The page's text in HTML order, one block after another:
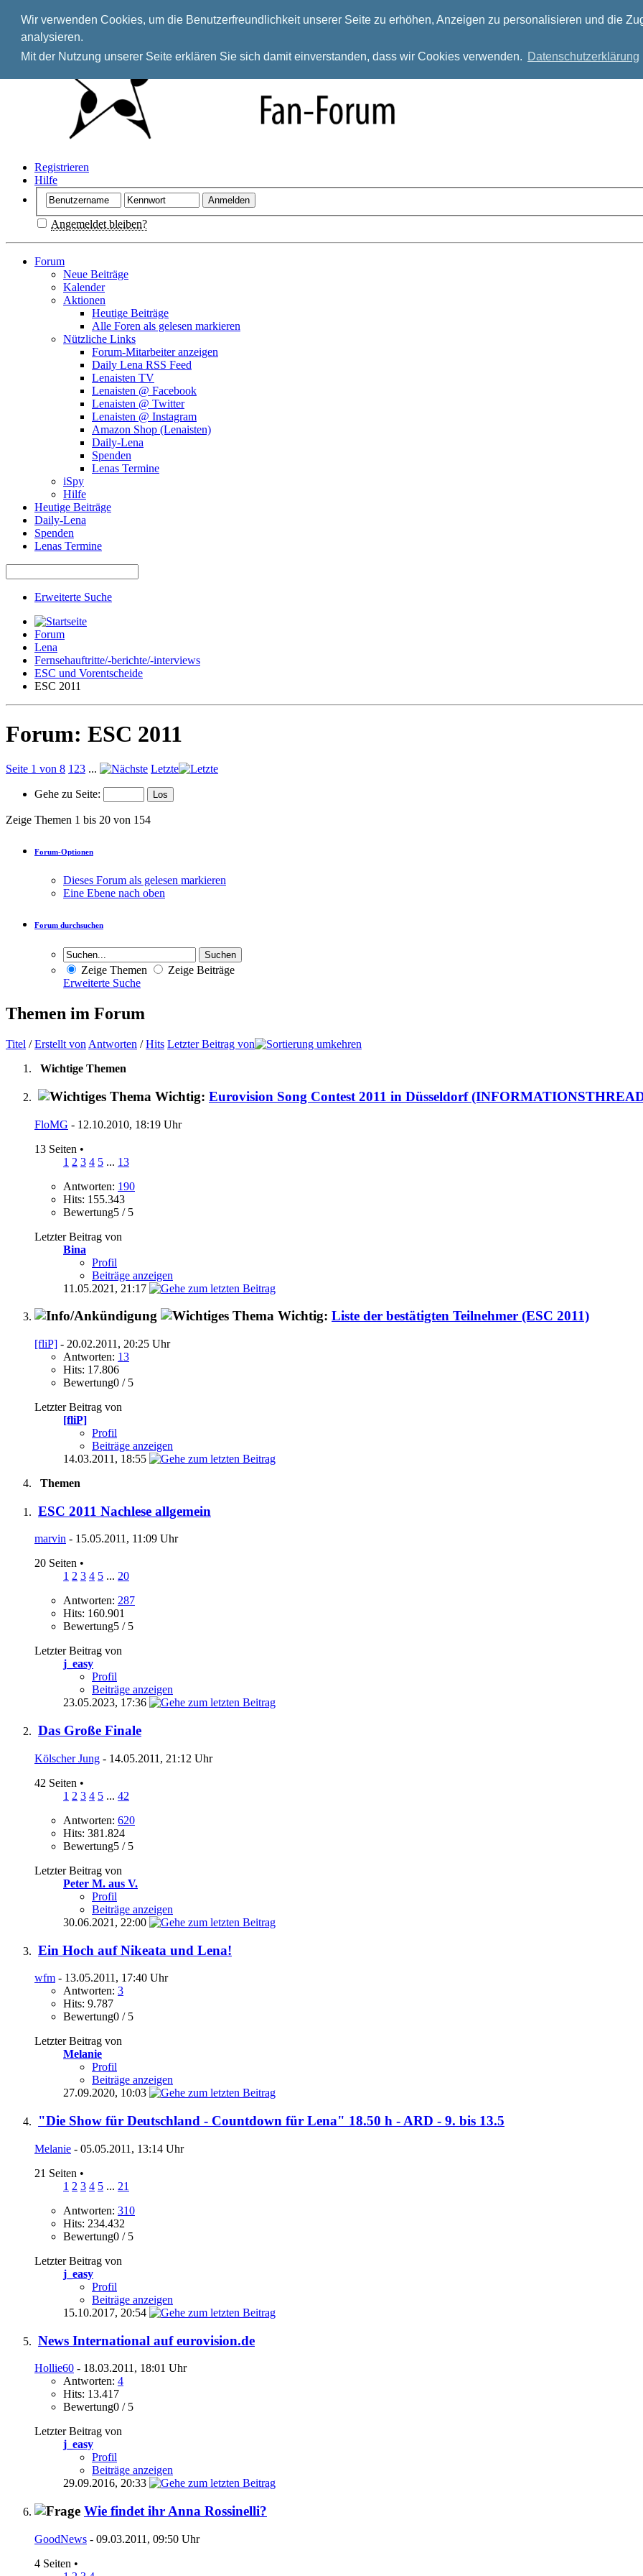
Wir verwenden Cookies, um die Benutzerfreundlichkeit unserer Seite zu erhöhen, Anzeigen zu personalisieren und die
analysieren.
Mit der Nutzung unserer Seite erklären Sie sich damit einverstanden, dass wir Cookies verwenden. Datenschutzerklärung
Registrieren
Hilfe
Angemeldet bleiben?
Forum
Neue Beiträge
Kalender
Aktionen
Heutige Beiträge
Alle Foren als gelesen markieren
Nützliche Links
Forum-Mitarbeiter anzeigen
Daily Lena RSS Feed
Lenaisten TV
Lenaisten @ Facebook
Lenaisten @ Twitter
Lenaisten @ Instagram
Amazon Shop (Lenaisten)
Daily-Lena
Spenden
Lenas Termine
iSpy
Hilfe
Heutige Beiträge
Daily-Lena
Spenden
Lenas Termine
Erweiterte Suche
Forum
Lena
Fernsehauftritte/-berichte/-interviews
ESC und Vorentscheide
ESC 2011
Forum: ESC 2011
Seite 1 von 8 123 ... Letzte
Gehe zu Seite:
Zeige Themen 1 bis 20 von 154
Forum-Optionen
Dieses Forum als gelesen markieren
Eine Ebene nach oben
Forum durchsuchen
Zeige Themen
Zeige Beiträge
Erweiterte Suche
Themen im Forum
Titel /Erstellt von Antworten /Hits Letzter Beitrag von
Wichtige Themen
Wichtig: Eurovision Song Contest 2011 in Düsseldorf
FloMG - 12.10.2010, 18:19 Uhr
13 Seiten •
1 2 3 4 5 ... 13
Antworten: 190
Hits: 155.343
Bewertung5 / 5
Letzter Beitrag von
Bina
Profil
Beiträge anzeigen
11.05.2021, 21:17
Wichtig: Liste der bestätigten Teilnehmer (ESC 2011)
[fliP] - 20.02.2011, 20:25 Uhr
Antworten: 13
Hits: 17.806
Bewertung0 / 5
Letzter Beitrag von
[fliP]
Profil
Beiträge anzeigen
14.03.2011, 18:55
Themen
ESC 2011 Nachlese allgemein
marvin - 15.05.2011, 11:09 Uhr
20 Seiten •
1 2 3 4 5 ... 20
Antworten: 287
Hits: 160.901
Bewertung5 / 5
Letzter Beitrag von
j_easy
Profil
Beiträge anzeigen
23.05.2023, 17:36
Das Große Finale
Kölscher Jung - 14.05.2011, 21:12 Uhr
42 Seiten •
1 2 3 4 5 ... 42
Antworten: 620
Hits: 381.824
Bewertung5 / 5
Letzter Beitrag von
Peter M. aus V.
Profil
Beiträge anzeigen
30.06.2021, 22:00
Ein Hoch auf Nikeata und Lena!
wfm - 13.05.2011, 17:40 Uhr
Antworten: 3
Hits: 9.787
Bewertung0 / 5
Letzter Beitrag von
Melanie
Profil
Beiträge anzeigen
27.09.2020, 10:03
"Die Show für Deutschland - Countdown für Lena" 18.50 h - ARD - 9. bis 13.5
Melanie - 05.05.2011, 13:14 Uhr
21 Seiten •
1 2 3 4 5 ... 21
Antworten: 310
Hits: 234.432
Bewertung0 / 5
Letzter Beitrag von
j_easy
Profil
Beiträge anzeigen
15.10.2017, 20:54
News International auf eurovision.de
Hollie60 - 18.03.2011, 18:01 Uhr
Antworten: 4
Hits: 13.417
Bewertung0 / 5
Letzter Beitrag von
j_easy
Profil
Beiträge anzeigen
29.09.2016, 20:33
Wie findet ihr Anna Rossinelli?
GoodNews - 09.03.2011, 09:50 Uhr
4 Seiten •